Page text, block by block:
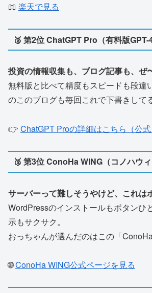
📖 楽天で見る
🥈 第2位 ChatGPT Pro（有料版GPT-4
投資の情報収集も、ブログ記事も、ぜ
無料版と比べて精度もスピードも段違
のこのブログも毎回これで下書きして
👉 ChatGPT Proの詳細はこちら（公式
🥉 第3位 ConoHa WING（コノハウィ
サーバーって難しそうやけど、これは
WordPressのインストールもボタンひ
示もサクサク。
おっちゃんが選んだのはこの「
🌐ConoHa WING公式ページを見る